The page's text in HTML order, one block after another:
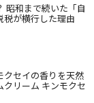
昭和まで続いた「自
税が横行した理由
クセイの香りを天然
リーム キンモクセ